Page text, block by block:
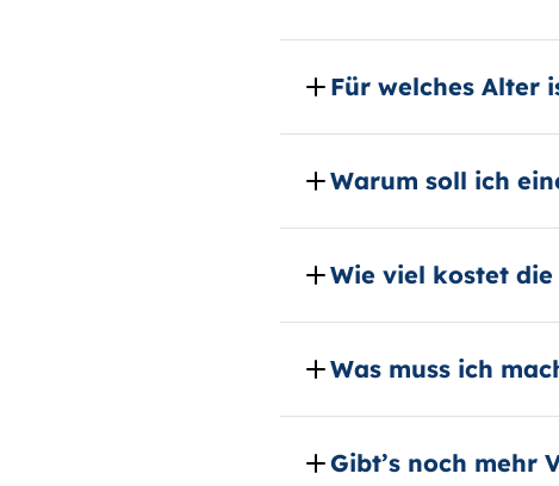
Für welches Alter
Warum soll ich
Wie viel kostet die
Was muss ich
Gibt’s noch mehr